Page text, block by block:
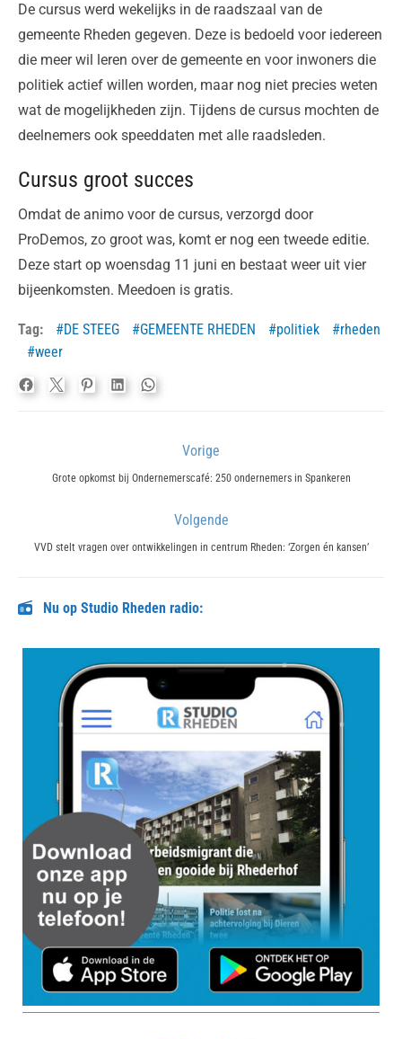
De cursus werd wekelijks in de raadszaal van de
gemeente Rheden gegeven. Deze is bedoeld voor iedereen
die meer wil leren over de gemeente en voor inwoners die
politiek actief willen worden, maar nog niet precies weten
wat de mogelijkheden zijn. Tijdens de cursus mochten de
deelnemers ook speeddaten met alle raadsleden.
Cursus groot succes
Omdat de animo voor de cursus, verzorgd door
ProDemos, zo groot was, komt er nog een tweede editie.
Deze start op woensdag 11 juni en bestaat weer uit vier
bijeenkomsten. Meedoen is gratis.
Tag: DE STEEG GEMEENTE RHEDEN politiek
rheden
weer
navigatie
Vorige
Previous
Grote opkomst bij Ondernemerscafé: 250 ondernemers in Spankeren
Volgende
Next
VVD stelt vragen over ontwikkelingen in centrum Rheden: ‘Zorgen én kansen’
Nu op Studio Rheden radio: